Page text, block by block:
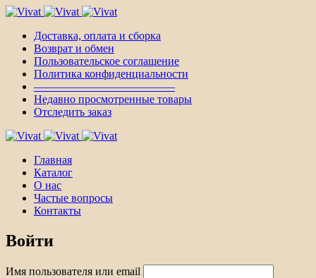
Доставка, оплата и сборка
Возврат и обмен
Пользовательское соглашение
Политика конфиденциальности
————————————–
Недавно просмотренные товары
Отследить заказ
Главная
Каталог
О нас
Частые вопросы
Контакты
Войти
Имя пользователя или email